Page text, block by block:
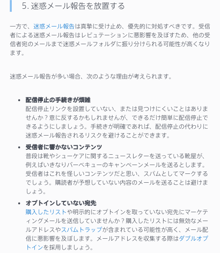
5. 迷惑メール報告を放置する
一方で、 迷惑メール報告は真摯に受け止め、優先的に対処すべきです。受信
者による迷惑メール報告はレピュテーションに悪影響を及ぼすため、他の受
信者宛のメールまで迷惑メールフォルダに振り分けられる可能性が高くなり
ます。
迷惑メール報告が多い場合、次のような理由が考えられます。
配信停止の手続きが煩雑
配信停止リンクを設置していない、または見つけにくいことはありま
せんか？意に反するかもしれませんが、できるだけ簡単に配信停止で
きるようにしましょう。手続きが明確であれば、配信停止の代わりに
迷惑メール報告されるリスクを避けることができます。
受信者に響かないコンテンツ
普段は靴やシューケアに関するニュースレターを送っている靴屋が、
例えばいきなりバーベキューのキャンペーンメールを送るとします。
受信者はこれを怪しいコンテンツだと思い、スパムとしてマークする
でしょう。購読者が予想していない内容のメールを送ることは避けま
しょう。
オプトインしていない宛先
購入したリストや明示的にオプトインを取っていない宛先にマーケテ
ィングメールを送信していませんか？購入したリストには無効なメー
ルアドレスやスパムトラップが含まれている可能性が高く、メール配
信に悪影響を及ぼします。メールアドレスを収集する際はダブルオプ
トインを採用しましょう。